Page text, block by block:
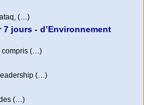
(…)
jours - d’Environnement
compris (…)
(…)
(…)